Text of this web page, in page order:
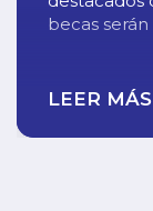
becas serán
LEER MÁS